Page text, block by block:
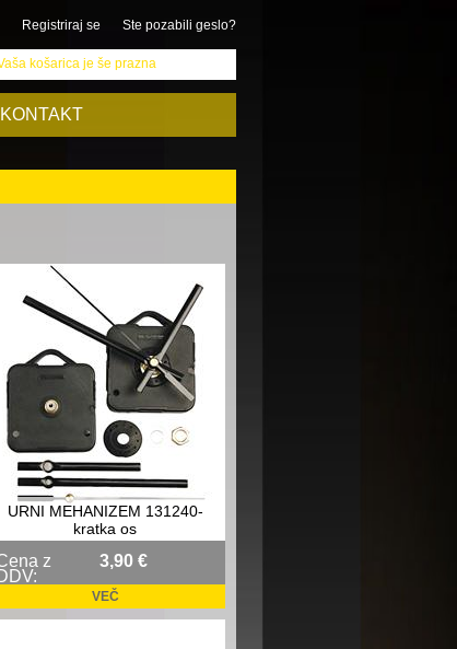
Registriraj se Ste pozabili geslo?
košarica je še prazna
KONTAKT
URNI MEHANIZEM 131240-
kratka os
z
DDV:
3,90 €
VEČ